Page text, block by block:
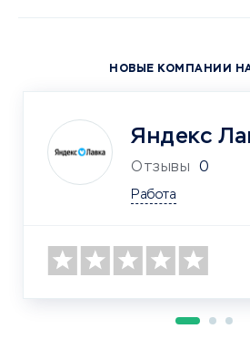
НОВЫЕ КОМПАНИИ
Яндекс
Отзывы 0
Работа